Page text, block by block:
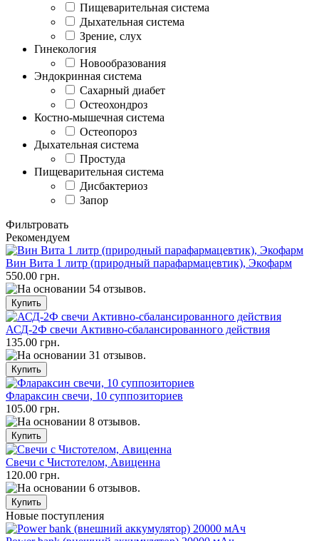
Пищеварительная система
Дыхательная система
Зрение, слух
Гинекология
Новообразования
Эндокринная система
Сахарный диабет
Остеохондроз
Костно-мышечная система
Остеопороз
Дыхательная система
Простуда
Пищеварительная система
Дисбактериоз
Запор
Фильтровать
Рекомендуем
Вин Вита 1 литр (природный парафармацевтик), Экофарм
550.00 грн.
АСД-2Ф свечи Активно-сбалансированного действия
135.00 грн.
Флараксин свечи, 10 суппозиториев
105.00 грн.
Свечи с Чистотелом, Авиценна
120.00 грн.
Новые поступления